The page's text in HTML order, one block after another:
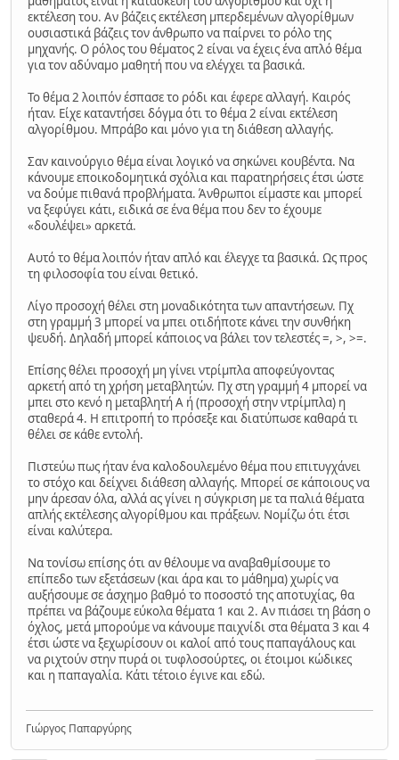
εκτέλεση του. Αν βάζεις εκτέλεση μπερδεμένων αλγορίθμων
ουσιαστικά βάζεις τον άνθρωπο να παίρνει το ρόλο της
μηχανής. Ο ρόλος του θέματος 2 είναι να έχεις ένα απλό θέμα
για τον αδύναμο μαθητή που να ελέγχει τα βασικά.
Το θέμα 2 λοιπόν έσπασε το ρόδι και έφερε αλλαγή. Καιρός
ήταν. Είχε καταντήσει δόγμα ότι το θέμα 2 είναι εκτέλεση
αλγορίθμου. Μπράβο και μόνο για τη διάθεση αλλαγής.
Σαν καινούργιο θέμα είναι λογικό να σηκώνει κουβέντα. Να
κάνουμε εποικοδομητικά σχόλια και παρατηρήσεις έτσι ώστε
να δούμε πιθανά προβλήματα. Άνθρωποι είμαστε και μπορεί
να ξεφύγει κάτι, ειδικά σε ένα θέμα που δεν το έχουμε
«δουλέψει» αρκετά.
Αυτό το θέμα λοιπόν ήταν απλό και έλεγχε τα βασικά. Ως προς
τη φιλοσοφία του είναι θετικό.
Λίγο προσοχή θέλει στη μοναδικότητα των απαντήσεων. Πχ
στη γραμμή 3 μπορεί να μπει οτιδήποτε κάνει την συνθήκη
ψευδή. Δηλαδή μπορεί κάποιος να βάλει τον τελεστές =, >, >=.
Επίσης θέλει προσοχή μη γίνει ντρίμπλα αποφεύγοντας
αρκετή από τη χρήση μεταβλητών. Πχ στη γραμμή 4 μπορεί να
μπει στο κενό η μεταβλητή Α ή (προσοχή στην ντρίμπλα) η
σταθερά 4. Η επιτροπή το πρόσεξε και διατύπωσε καθαρά τι
θέλει σε κάθε εντολή.
Πιστεύω πως ήταν ένα καλοδουλεμένο θέμα που επιτυγχάνει
το στόχο και δείχνει διάθεση αλλαγής. Μπορεί σε κάποιους να
μην άρεσαν όλα, αλλά ας γίνει η σύγκριση με τα παλιά θέματα
απλής εκτέλεσης αλγορίθμου και πράξεων. Νομίζω ότι έτσι
είναι καλύτερα.
Να τονίσω επίσης ότι αν θέλουμε να αναβαθμίσουμε το
επίπεδο των εξετάσεων (και άρα και το μάθημα) χωρίς να
αυξήσουμε σε άσχημο βαθμό το ποσοστό της αποτυχίας, θα
πρέπει να βάζουμε εύκολα θέματα 1 και 2. Αν πιάσει τη βάση ο
όχλος, μετά μπορούμε να κάνουμε παιχνίδι στα θέματα 3 και 4
έτσι ώστε να ξεχωρίσουν οι καλοί από τους παπαγάλους και
να ριχτούν στην πυρά οι τυφλοσούρτες, οι έτοιμοι κώδικες
και η παπαγαλία. Κάτι τέτοιο έγινε και εδώ.
Γιώργος Παπαργύρης